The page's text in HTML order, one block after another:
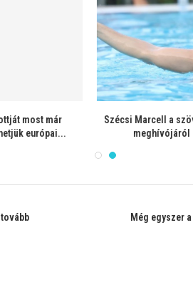
Az USA válogatottját most már
nyugodtan tekinthetjük európai...
tovább
Még egyszer